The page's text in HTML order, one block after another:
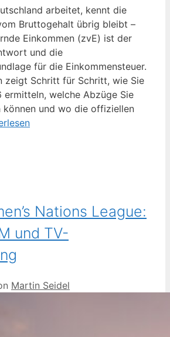
arbeitet, kennt die
Bruttogehalt übrig bleibt –
Einkommen (zvE) ist der
und die
für die Einkommensteuer.
zeigt Schritt für Schritt, wie Sie
ermitteln, welche Abzüge Sie
können und wo die offiziellen
Nations League:
und TV-
Martin Seidel